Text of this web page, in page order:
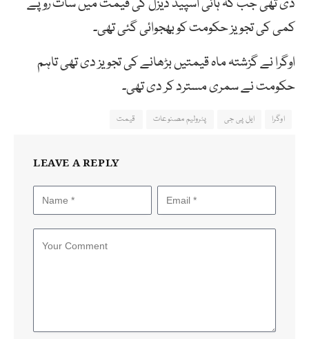
کمی کی تجویز حکومت کو بھجوائی گئی تھی۔
اوگرا نے گزشتہ ماہ قیمتیں بڑھانے کی تجویز دی تھی تاہم
حکومت نے سمری مسترد کر دی تھی۔
اوگرا ایل پی جی پٹرولیم مصنوعات قیمت
LEAVE A REPLY